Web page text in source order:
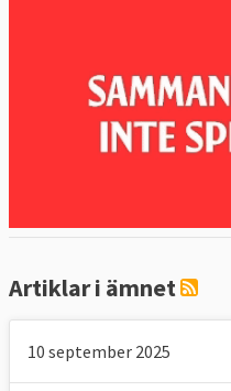
Artiklar i ämnet
10 september 2025